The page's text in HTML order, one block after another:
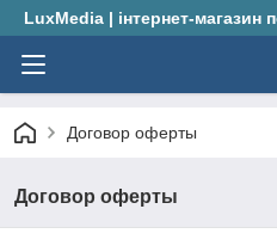
LuxMedia | інтернет-магазин
Договор оферты
Договор оферты